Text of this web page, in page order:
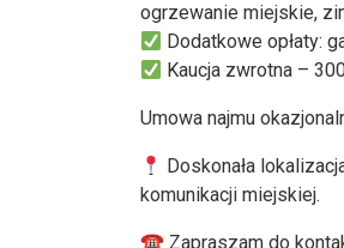
ogrzewanie miejskie,
Dodatkowe opłaty:
Kaucja zwrotna –
Umowa najmu
Doskonała
komunikacji miejskiej.
☎ Zapraszam do